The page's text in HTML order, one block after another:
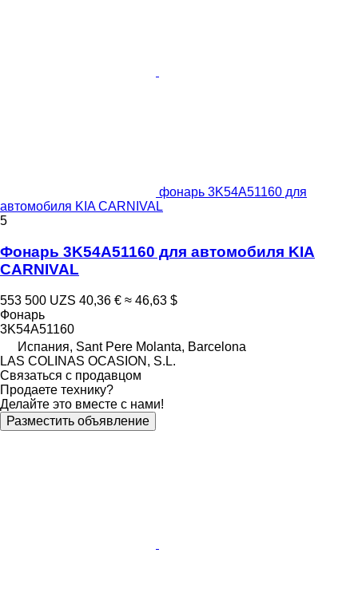
фонарь 3K54A51160 для
автомобиля KIA CARNIVAL
5
Фонарь 3K54A51160 для автомобиля KIA
CARNIVAL
553 500 UZS 40,36 € ≈ 46,63 $
Фонарь
3K54A51160
Испания, Sant Pere Molanta, Barcelona
LAS COLINAS OCASION, S.L.
Связаться с продавцом
Продаете технику?
Делайте это вместе с нами!
Разместить объявление